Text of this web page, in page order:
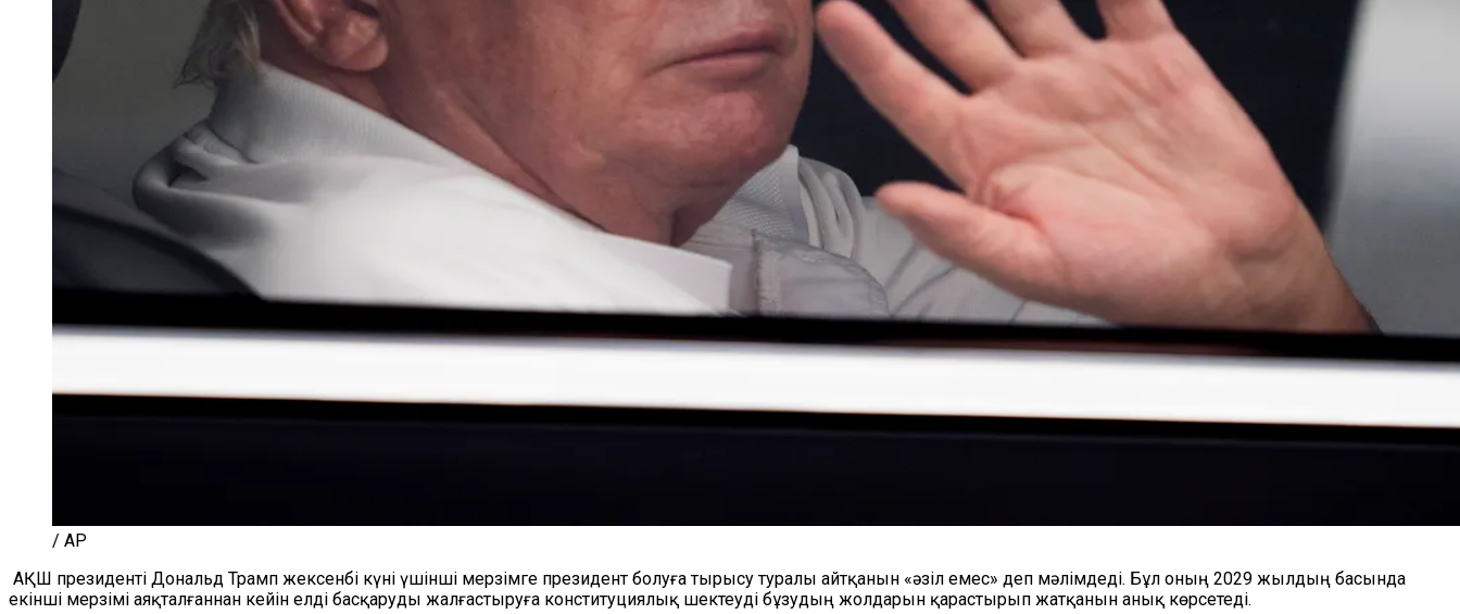
/ AP
АҚШ президенті Дональд Трамп жексенбі күні үшінші мерзімге президент болуға тырысу туралы айтқанын «әзіл емес» деп мәлімдеді. Бұл оның 2029 жылдың басында
екінші мерзімі аяқталғаннан кейін елді басқаруды жалғастыруға конституциялық шектеуді бұзудың жолдарын қарастырып жатқанын анық көрсетеді.